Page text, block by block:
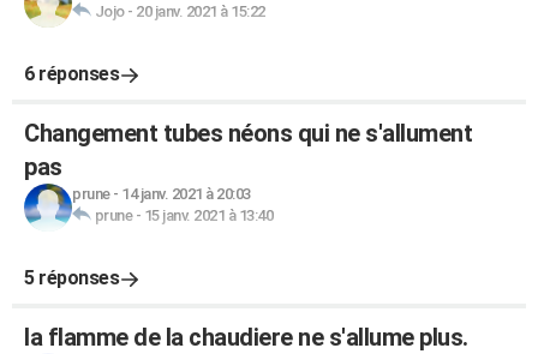
Jojo- 20 janv. 2021 à 15:22
6 réponses
Changement tubes néons qui ne s'allument
pas
prune- 14 janv. 2021 à 20:03
prune- 15 janv. 2021 à 13:40
5 réponses
la flamme de la chaudiere ne s'allume plus.